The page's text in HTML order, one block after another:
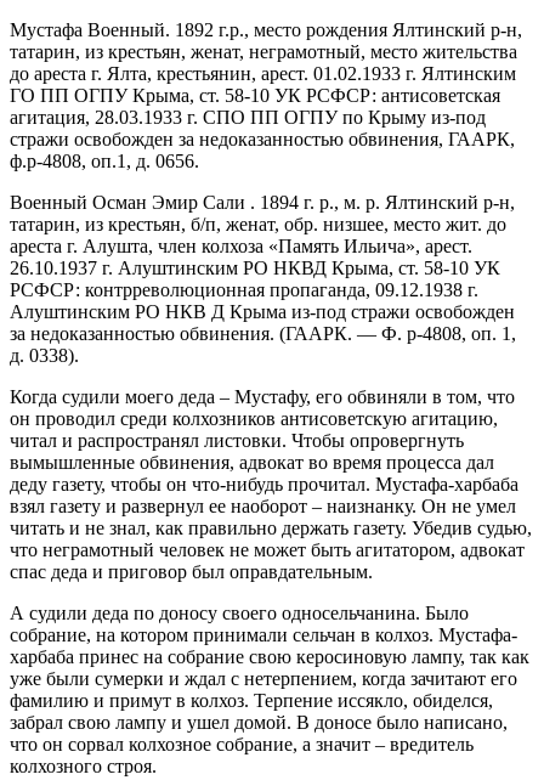
Мустафа Военный. 1892 г.р., место рождения Ялтинский р-н,
татарин, из крестьян, женат, неграмотный, место жительства
до ареста г. Ялта, крестьянин, арест. 01.02.1933 г. Ялтинским
ГО ПП ОГПУ Крыма, ст. 58-10 УК РСФСР: антисоветская
агитация, 28.03.1933 г. СПО ПП ОГПУ по Крыму из-под
стражи освобожден за недоказанностью обвинения, ГААРК,
ф.р-4808, оп.1, д. 0656.
Военный Осман Эмир Сали . 1894 г. р., м. р. Ялтинский р-н,
татарин, из крестьян, б/п, женат, обр. низшее, место жит. до
ареста г. Алушта, член колхоза «Память Ильича», арест.
26.10.1937 г. Алуштинским РО НКВД Крыма, ст. 58-10 УК
РСФСР: контрреволюционная пропаганда, 09.12.1938 г.
Алуштинским РО НКВ Д Крыма из-под стражи освобожден
за недоказанностью обвинения. (ГААРК. — Ф. р-4808, оп. 1,
д. 0338).
Когда судили моего деда – Мустафу, его обвиняли в том, что
он проводил среди колхозников антисоветскую агитацию,
читал и распространял листовки. Чтобы опровергнуть
вымышленные обвинения, адвокат во время процесса дал
деду газету, чтобы он что-нибудь прочитал. Мустафа-харбаба
взял газету и развернул ее наоборот – наизнанку. Он не умел
читать и не знал, как правильно держать газету. Убедив судью,
что неграмотный человек не может быть агитатором, адвокат
спас деда и приговор был оправдательным.
А судили деда по доносу своего односельчанина. Было
собрание, на котором принимали сельчан в колхоз. Мустафа-
харбаба принес на собрание свою керосиновую лампу, так как
уже были сумерки и ждал с нетерпением, когда зачитают его
фамилию и примут в колхоз. Терпение иссякло, обиделся,
забрал свою лампу и ушел домой. В доносе было написано,
что он сорвал колхозное собрание, а значит – вредитель
колхозного строя.